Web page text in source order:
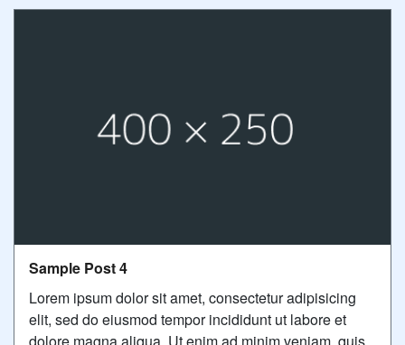
Sample Post 4
Lorem ipsum dolor sit amet, consectetur adipisicing
elit, sed do eiusmod tempor incididunt ut labore et